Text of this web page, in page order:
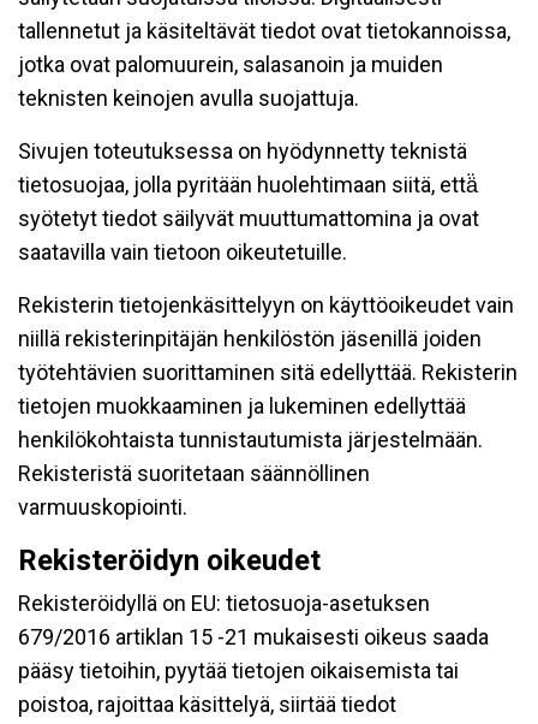
tallennetut ja käsiteltävät tiedot ovat tietokannoissa,
jotka ovat palomuurein, salasanoin ja muiden
teknisten keinojen avulla suojattuja.
Sivujen toteutuksessa on hyödynnetty teknistä
tietosuojaa, jolla pyritään huolehtimaan siitä, että̈
syötetyt tiedot säilyvät muuttumattomina ja ovat
saatavilla vain tietoon oikeutetuille.
Rekisterin tietojenkäsittelyyn on käyttöoikeudet vain
niillä rekisterinpitäjän henkilöstön jäsenillä joiden
työtehtävien suorittaminen sitä edellyttää. Rekisterin
tietojen muokkaaminen ja lukeminen edellyttää
henkilökohtaista tunnistautumista järjestelmään.
Rekisteristä suoritetaan säännöllinen
varmuuskopiointi.
Rekisteröidyn oikeudet
Rekisteröidyllä on EU: tietosuoja-asetuksen
679/2016 artiklan 15 -21 mukaisesti oikeus saada
pääsy tietoihin, pyytää tietojen oikaisemista tai
poistoa, rajoittaa käsittelyä, siirtää tiedot